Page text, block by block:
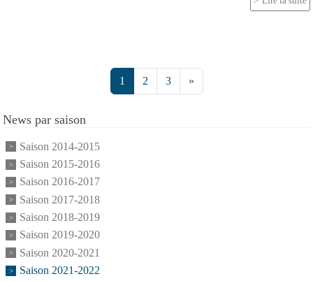
1 2 3 »
News par saison
Saison 2014-2015
Saison 2015-2016
Saison 2016-2017
Saison 2017-2018
Saison 2018-2019
Saison 2019-2020
Saison 2020-2021
Saison 2021-2022